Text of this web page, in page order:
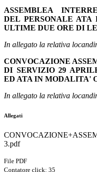
ASSEMBLEA
DEL PERSONALE ATA
ULTIME DUE ORE DI
In allegato la relativa
CONVOCAZIONE
DI SERVIZIO 29
ED ATA IN MODALITA'
In allegato la relativa
Allegati
3.pdf
File PDF
Contatore click: 35